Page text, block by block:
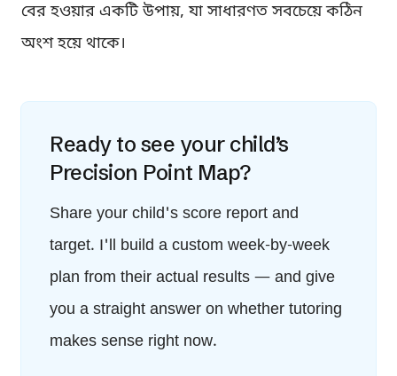
বের হওয়ার একটি উপায়, যা সাধারণত সবচেয়ে কঠিন
অংশ হয়ে থাকে।
Ready to see your child’s
Precision Point Map?
Share your child's score report and
target. I'll build a custom week-by-week
plan from their actual results — and give
you a straight answer on whether tutoring
makes sense right now.